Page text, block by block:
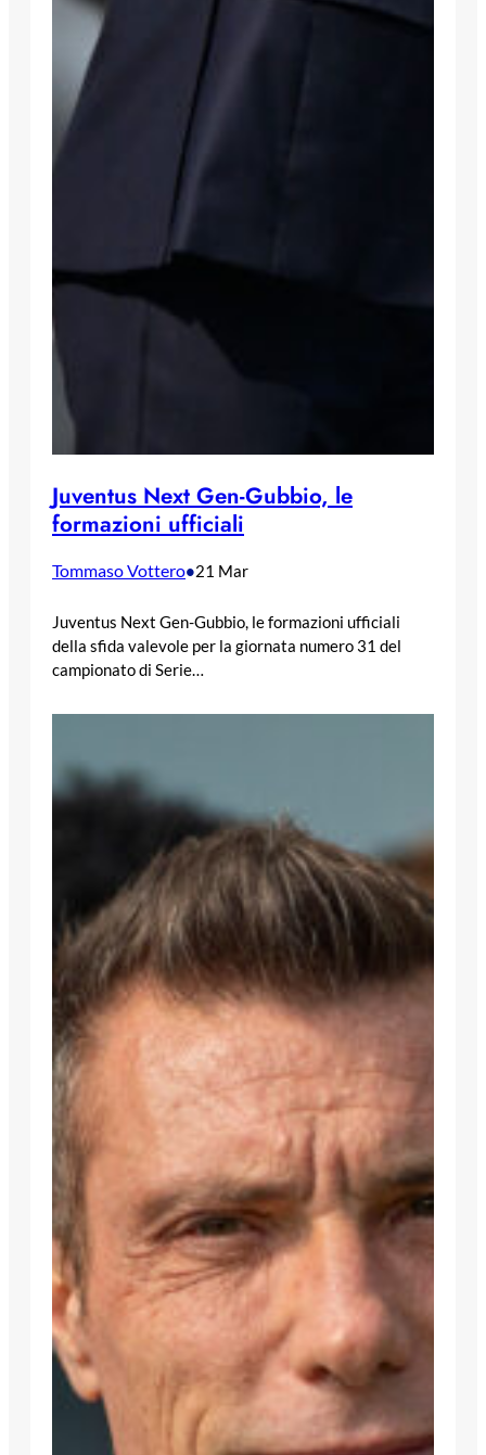
Juventus Next Gen-Gubbio, le
formazioni ufficiali
Tommaso Vottero•21 Mar
Juventus Next Gen-Gubbio, le formazioni ufficiali
della sfida valevole per la giornata numero 31 del
campionato di Serie…